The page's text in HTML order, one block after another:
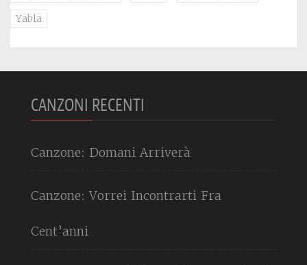
Yabla
CANZONI RECENTI
Canzone: Domani Arriverà
Canzone: Vorrei Incontrarti Fra
Cent’anni